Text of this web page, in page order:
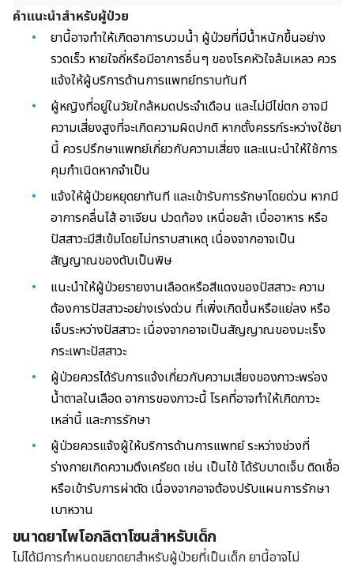
คำแนะนำสำหรับผู้ป่วย
ยานี้อาจทำให้เกิดอาการบวมน้ำ ผู้ป่วยที่มีน้ำหนักขึ้นอย่าง
รวดเร็ว หายใจถี่หรือมีอาการอื่นๆ ของโรคหัวใจล้มเหลว ควร
แจ้งให้ผู้บริการด้านการแพทย์ทราบทันที
ผู้หญิงที่อยู่ในวัยใกล้หมดประจำเดือน และไม่มีไข่ตก อาจมี
ความเสี่ยงสูงที่จะเกิดความผิดปกติ หากตั้งครรภ์ระหว่างใช้ยา
นี้ ควรปรึกษาแพทย์เกี่ยวกับความเสี่ยง และแนะนำให้ใช้การ
คุมกำเนิดหากจำเป็น
แจ้งให้ผู้ป่วยหยุดยาทันที และเข้ารับการรักษาโดยด่วน หากมี
อาการคลื่นไส้ อาเจียน ปวดท้อง เหนื่อยล้า เบื่ออาหาร หรือ
ปัสสาวะมีสีเข้มโดยไม่ทราบสาเหตุ เนื่องจากอาจเป็น
สัญญาณของตับเป็นพิษ
แนะนำให้ผู้ป่วยรายงานเลือดหรือสีแดงของปัสสาวะ ความ
ต้องการปัสสาวะอย่างเร่งด่วน ที่เพิ่งเกิดขึ้นหรือแย่ลง หรือ
เจ็บระหว่างปัสสาวะ เนื่องจากอาจเป็นสัญญาณของมะเร็ง
กระเพาะปัสสาวะ
ผู้ป่วยควรได้รับการแจ้งเกี่ยวกับความเสี่ยงของภาวะพร่อง
น้ำตาลในเลือด อาการของภาวะนี้ โรคที่อาจทำให้เกิดภาวะ
เหล่านี้ และการรักษา
ผู้ป่วยควรแจ้งผู้ให้บริการด้านการแพทย์ ระหว่างช่วงที่
ร่างกายเกิดความตึงเครียด เช่น เป็นไข้ ได้รับบาดเจ็บ ติดเชื้อ
หรือเข้ารับการผ่าตัด เนื่องจากอาจต้องปรับแผนการรักษา
เบาหวาน
ขนาดยาไพโอกลิตาโซนสำหรับเด็ก
ไม่ได้มีการกำหนดขยาดยาสำหรับผู้ป่วยที่เป็นเด็ก ยานี้อาจไม่